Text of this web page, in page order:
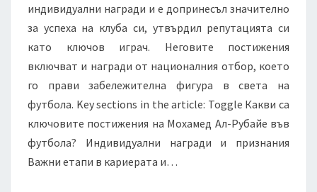
индивидуални награди и е допринесъл значително
за успеха на клуба си, утвърдил репутацията си
като ключов играч. Неговите постижения
включват и награди от националния отбор, което
го прави забележителна фигура в света на
футбола. Key sections in the article: Toggle Какви са
ключовите постижения на Мохамед Ал-Рубайе във
футбола? Индивидуални награди и признания
Важни етапи в кариерата и…